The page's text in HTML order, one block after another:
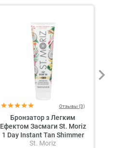
Отзывы (3)
Бронзатор з Легким
Ефектом Засмаги St. Moriz
1 Day Instant Tan Shimmer
Coconut Paradise
St. Moriz